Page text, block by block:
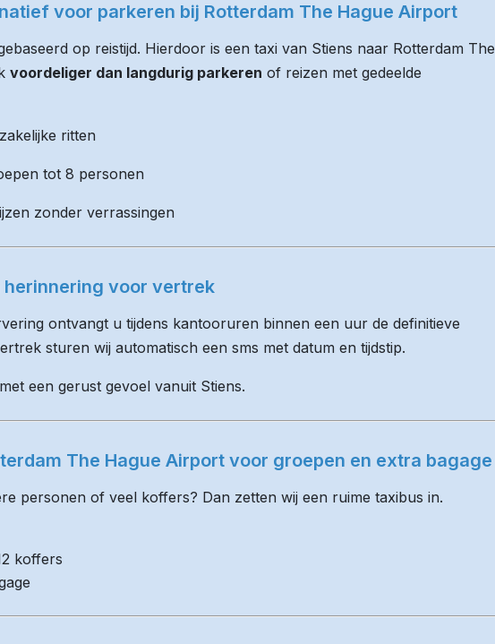
voor parkeren bij Rotterdam The Hague Airport
op reistijd. Hierdoor is een taxi van Stiens naar Rotterdam The
voordeliger dan langdurig parkeren of reizen met gedeelde
ritten
tot 8 personen
zonder verrassingen
voor vertrek
ontvangt u tijdens kantooruren binnen een uur de definitieve
sturen wij automatisch een sms met datum en tijdstip.
een gerust gevoel vanuit Stiens.
The Hague Airport voor groepen en extra bagage
personen of veel koffers? Dan zetten wij een ruime taxibus in.
koffers